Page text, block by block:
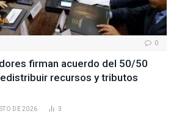
0
firman acuerdo del 50/50
recursos y tributos
DE 2026 3